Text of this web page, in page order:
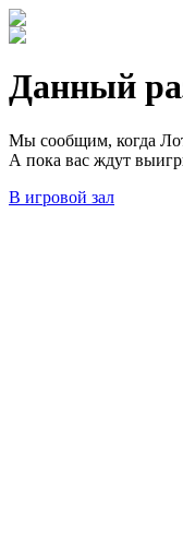
Данный
Мы сообщим, когда
А пока вас ждут
В игровой зал